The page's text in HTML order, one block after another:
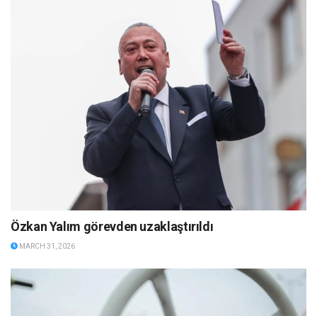
Özkan Yalım görevden uzaklaştırıldı
MARCH 31, 2026